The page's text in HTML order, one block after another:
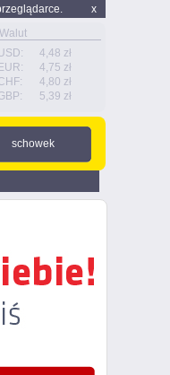
x
4,48 zł
EUR:
4,75 zł
4,80 zł
5,39 zł
schowek